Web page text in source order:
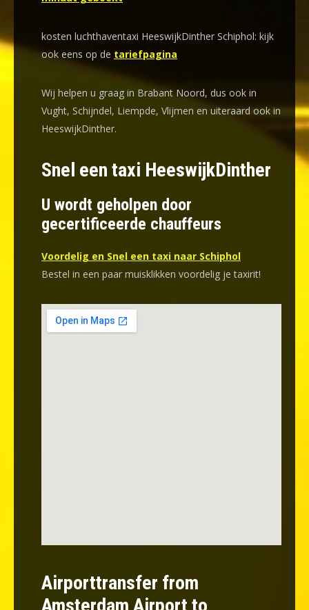
kosten luchthaventaxi HeeswijkDinther Schiphol: kijk
ook eens op de tariefpagina
Wij helpen u graag in Brabant Noord, dus ook in
Vught, Schijndel, Liempde, Vlijmen en uiteraard ook in
HeeswijkDinther.
Snel een taxi HeeswijkDinther
U wordt geholpen door
gecertificeerde chauffeurs
Voordelig en Snel een taxi naar Schiphol
Bestel in een paar muisklikken voordelig je taxirit!
Airporttransfer from